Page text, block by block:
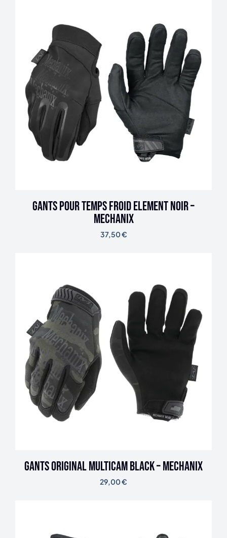
Gants pour temps froid Element noir –
Mechanix
37,50€
Gants Original Multicam Black – Mechanix
29,00€